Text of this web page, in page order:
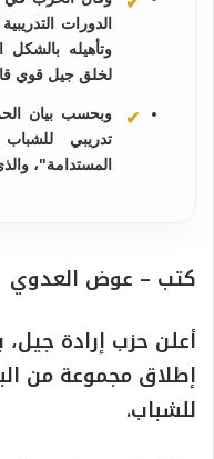
الدورات
وتأهيله
لخلق جيل قوي
وبحسب بيان
تدريبي
المستدامة"،
كتب – عوض العدوي
أعلن حزب إرادة جيل،
إطلاق مجموعة من
للشباب.